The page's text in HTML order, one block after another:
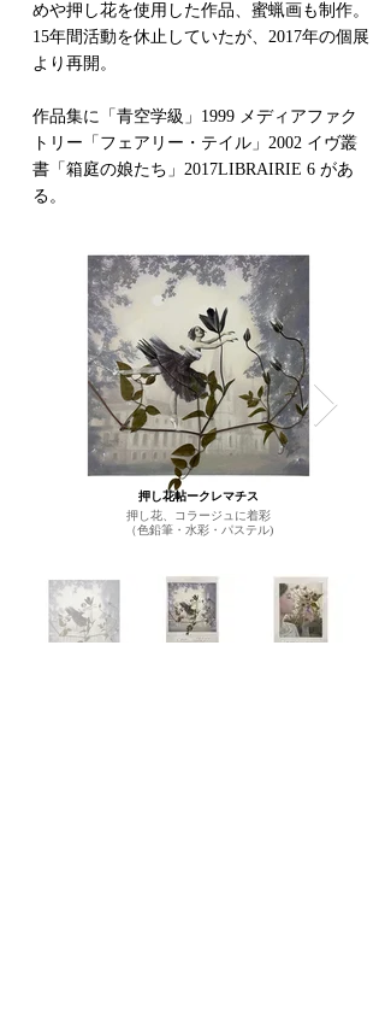
めや押し花を使用した作品、蜜蝋画も制作。
15年間活動を休止していたが、2017年の個展
より再開。
作品集に「青空学級」1999 メディアファク
トリー「フェアリー・テイル」2002 イヴ叢
書「箱庭の娘たち」2017LIBRAIRIE 6 があ
る。
押し花帖ークレマチス
押し花、コラージュに着彩
（色鉛筆・水彩・パステル)